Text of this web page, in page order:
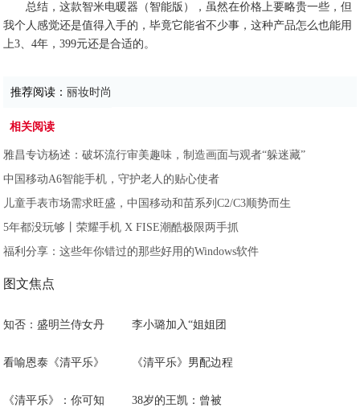
总结，这款智米电暖器（智能版），虽然在价格上要略贵一些，但
我个人感觉还是值得入手的，毕竟它能省不少事，这种产品怎么也能用
上3、4年，399元还是合适的。
推荐阅读： 丽妆时尚
相关阅读
雅昌专访杨述：破坏流行审美趣味，制造画面与观者“躲迷藏”
中国移动A6智能手机，守护老人的贴心使者
儿童手表市场需求旺盛，中国移动和苗系列C2/C3顺势而生
5年都没玩够丨荣耀手机 X FISE潮酷极限两手抓
福利分享：这些年你错过的那些好用的Windows软件
图文焦点
知否：盛明兰侍女丹 李小璐加入“姐姐团
看喻恩泰《清平乐》 《清平乐》男配边程
《清平乐》：你可知 38岁的王凯：曾被